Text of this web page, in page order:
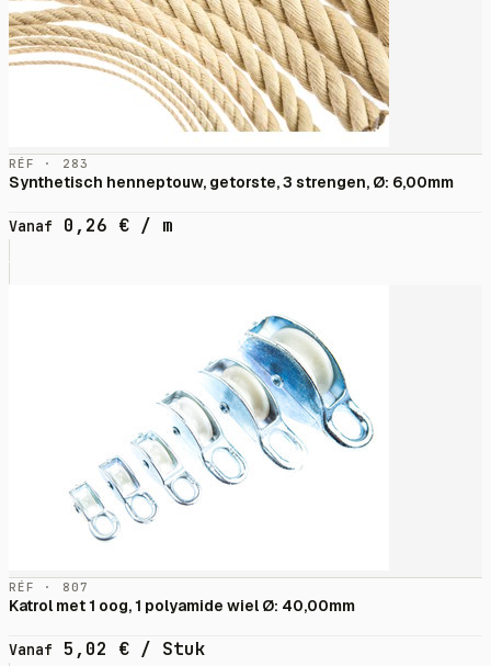
RÉF · 283
Synthetisch henneptouw, getorste, 3 strengen, Ø: 6,00mm
Vanaf 0,26 € / m
RÉF · 807
Katrol met 1 oog, 1 polyamide wiel Ø: 40,00mm
Vanaf 5,02 € / Stuk